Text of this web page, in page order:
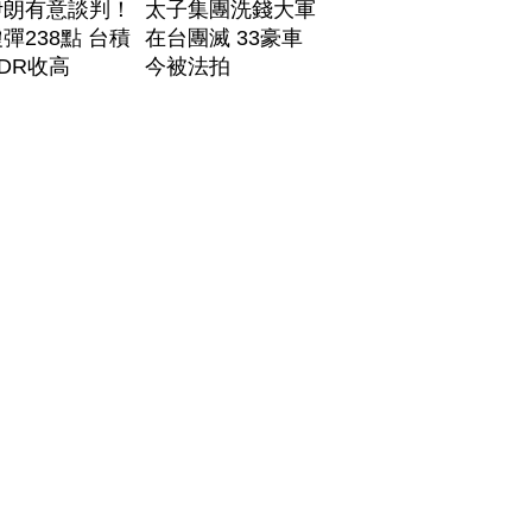
有意談判！
238點 台積
收高
太子集團洗錢大軍
在台團滅 33豪車
今被法拍